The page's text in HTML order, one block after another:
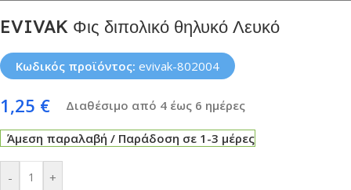
EVIVAK Φις διπολικό θηλυκό Λευκό
Κωδικός προϊόντος: evivak-802004
1,25 € Διαθέσιμο από 4 έως 6 ημέρες
Άμεση παραλαβή / Παράδοση σε 1-3 μέρες
- +